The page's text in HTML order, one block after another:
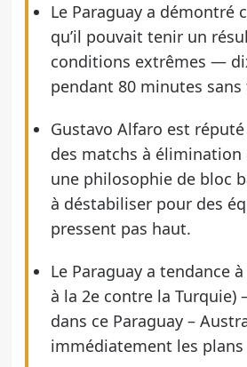
Le Paraguay a démontré
qu’il pouvait tenir un
conditions extrêmes —
pendant 80 minutes sans
Gustavo Alfaro est
des matchs à élimination
une philosophie de bloc
à déstabiliser pour des
pressent pas haut.
Le Paraguay a tendance
à la 2e contre la
dans ce Paraguay –
immédiatement les